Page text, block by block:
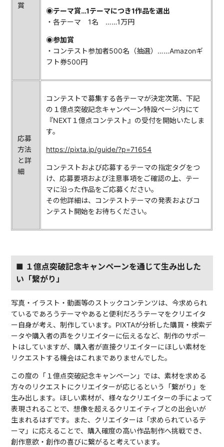
賞
◉テーマ賞…1テーマにつき1作品を選出
・各テーマ 1名 ……1万円
◉参加賞
・コンテスト参加者500名（抽選）……Amazonギ
フト券500円
応募
方法
と詳
細
コンテストで募集する各テーマが決定次第、下記
の１億点突破記念キャンペーン特設ページ内にて
『NEXT１億点コンテスト』の受付を開始いたしま
す。
https://pixta.jp/guide/?p=71654
コンテストおよび応募するテーマの指定タグをつ
け、応募要項および注意事項をご確認の上、テー
マに沿った作品をご応募ください。
その他詳細は、コンテストテーマの発表およびコ
ンテスト開始をお待ちください。
■ １億点突破記念キャンペーンを通じて生み出した
い「繋がり」
写真・イラスト・動画等のストックコンテンツは、今求められ
ているであろうテーマやあると便利だろうテーマをクリエイタ
ー自身が考え、制作しています。PIXTAが分析した購買・検索デ
ータや購入者の声をクリエイターに伝えるなど、制作のサポー
トはしていますが、購入者が直接クリエイターにほしい素材を
リクエストする機会はこれまでありませんでした。
この度の「１億点突破記念キャンペーン」では、素材を求める
方々のリクエストにクリエイターが応じるという「繋がり」を
生み出します。ほしい素材が、様々なクリエイターの手によって
表現されることで、想像を超えるクリエイティブとの出会いが
生まれるはずです。また、クリエイターは「求められているテ
ーマ」に応えることで、購入確度の高い作品制作へ挑戦でき、
創作意欲・創作の喜びに繋がると考えています。